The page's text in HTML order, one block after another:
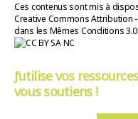
Ces contenus sont mis à
Creative Commons Attribution
dans les Mêmes Conditions 3.0
J’utilise vos
vous soutiens !